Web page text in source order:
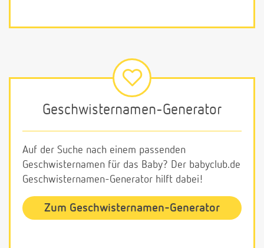
Geschwisternamen-Generator
Auf der Suche nach einem passenden
Geschwisternamen für das Baby? Der babyclub.de
Geschwisternamen-Generator hilft dabei!
Zum Geschwisternamen-Generator